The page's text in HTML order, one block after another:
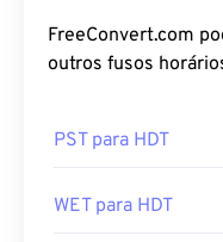
FreeConvert.com
outros fusos
PST para HDT
WET para HDT